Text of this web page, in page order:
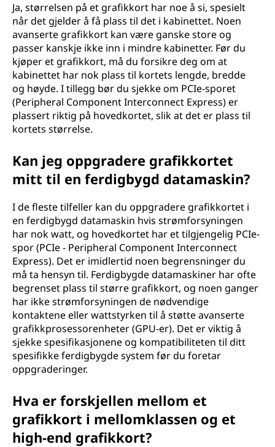
Ja, størrelsen på et grafikkort har noe å si, spesielt
når det gjelder å få plass til det i kabinettet. Noen
avanserte grafikkort kan være ganske store og
passer kanskje ikke inn i mindre kabinetter. Før du
kjøper et grafikkort, må du forsikre deg om at
kabinettet har nok plass til kortets lengde, bredde
og høyde. I tillegg bør du sjekke om PCIe-sporet
(Peripheral Component Interconnect Express) er
plassert riktig på hovedkortet, slik at det er plass til
kortets størrelse.
Kan jeg oppgradere grafikkortet
mitt til en ferdigbygd datamaskin?
I de fleste tilfeller kan du oppgradere grafikkortet i
en ferdigbygd datamaskin hvis strømforsyningen
har nok watt, og hovedkortet har et tilgjengelig PCIe-
spor (PCIe - Peripheral Component Interconnect
Express). Det er imidlertid noen begrensninger du
må ta hensyn til. Ferdigbygde datamaskiner har ofte
begrenset plass til større grafikkort, og noen ganger
har ikke strømforsyningen de nødvendige
kontaktene eller wattstyrken til å støtte avanserte
grafikkprosessorenheter (GPU-er). Det er viktig å
sjekke spesifikasjonene og kompatibiliteten til ditt
spesifikke ferdigbygde system før du foretar
oppgraderinger.
Hva er forskjellen mellom et
grafikkort i mellomklassen og et
high-end grafikkort?